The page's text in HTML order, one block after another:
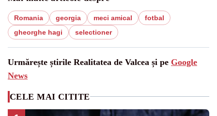
Romania georgia meci amical
fotbal
gheorghe hagi
selectioner
Urmărește știrile Realitatea de Valcea și pe Google
News
CELE MAI CITITE